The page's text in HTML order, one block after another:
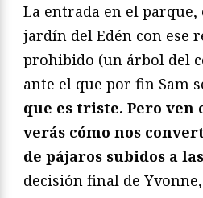
La entrada en el parque,
jardín del Edén con ese
prohibido (un árbol del
ante el que por fin Sam
que es triste. Pero ven
verás cómo nos
de pájaros subidos a
decisión final de